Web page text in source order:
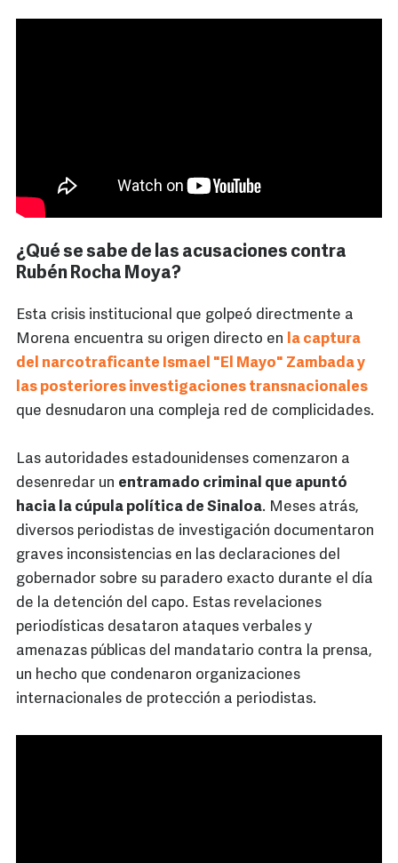
¿Qué se sabe de las acusaciones contra
Rubén Rocha Moya?
Esta crisis institucional que golpeó directmente a
Morena encuentra su origen directo en la captura
del narcotraficante Ismael "El Mayo" Zambada y
las posteriores investigaciones transnacionales
que desnudaron una compleja red de complicidades.
Las autoridades estadounidenses comenzaron a
desenredar un entramado criminal que apuntó
hacia la cúpula política de Sinaloa. Meses atrás,
diversos periodistas de investigación documentaron
graves inconsistencias en las declaraciones del
gobernador sobre su paradero exacto durante el día
de la detención del capo. Estas revelaciones
periodísticas desataron ataques verbales y
amenazas públicas del mandatario contra la prensa,
un hecho que condenaron organizaciones
internacionales de protección a periodistas.